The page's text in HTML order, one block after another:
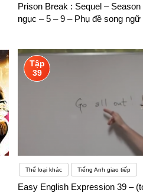
Prison Break : Sequel –
ngục – 5 – 9 – Phụ đề song ngữ
Tập
39
Thể loại khác Tiếng Anh giao tiếp
Easy English Expression 39 –